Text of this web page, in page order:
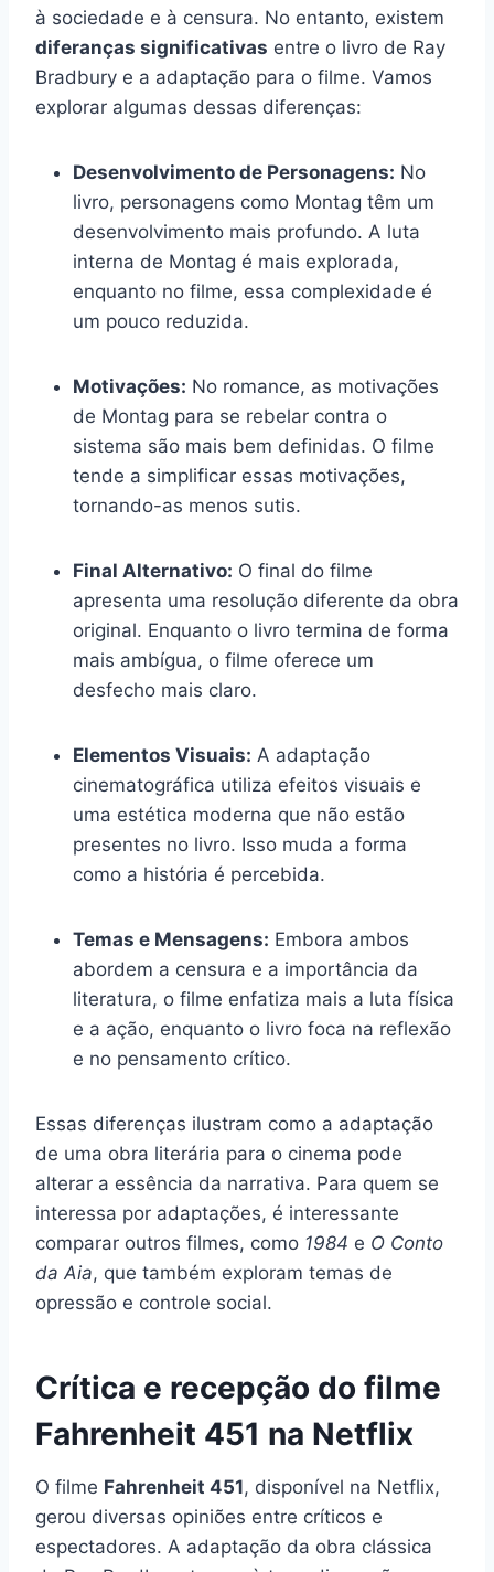
à sociedade e à censura. No entanto, existem
diferanças significativas entre o livro de Ray
Bradbury e a adaptação para o filme. Vamos
explorar algumas dessas diferenças:
Desenvolvimento de Personagens: No
livro, personagens como Montag têm um
desenvolvimento mais profundo. A luta
interna de Montag é mais explorada,
enquanto no filme, essa complexidade é
um pouco reduzida.
Motivações: No romance, as motivações
de Montag para se rebelar contra o
sistema são mais bem definidas. O filme
tende a simplificar essas motivações,
tornando-as menos sutis.
Final Alternativo: O final do filme
apresenta uma resolução diferente da obra
original. Enquanto o livro termina de forma
mais ambígua, o filme oferece um
desfecho mais claro.
Elementos Visuais: A adaptação
cinematográfica utiliza efeitos visuais e
uma estética moderna que não estão
presentes no livro. Isso muda a forma
como a história é percebida.
Temas e Mensagens: Embora ambos
abordem a censura e a importância da
literatura, o filme enfatiza mais a luta física
e a ação, enquanto o livro foca na reflexão
e no pensamento crítico.
Essas diferenças ilustram como a adaptação
de uma obra literária para o cinema pode
alterar a essência da narrativa. Para quem se
interessa por adaptações, é interessante
comparar outros filmes, como 1984 e O Conto
da Aia, que também exploram temas de
opressão e controle social.
Crítica e recepção do filme
Fahrenheit 451 na Netflix
O filme Fahrenheit 451, disponível na Netflix,
gerou diversas opiniões entre críticos e
espectadores. A adaptação da obra clássica